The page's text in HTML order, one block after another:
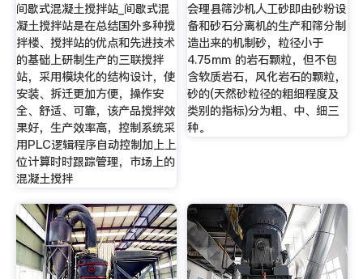
间歇式混凝土搅拌站_间歇式混
凝土搅拌站是在总结国外多种搅
拌楼、搅拌站的优点和先进技术
的基础上研制生产的三联搅拌
站，采用模块化的结构设计，使
安装、拆迁更加方便，操作安
全、舒适、可靠，该产品搅拌效
果好，生产效率高，控制系统采
用PLC逻辑程序自动控制加上上
位计算时时跟踪管理，市场上的
混凝土搅拌
会理县筛沙机人工砂即由砂粉设
备和砂石分离机的生产和筛分制
造出来的机制砂，粒径小于
4.75mm 的岩石颗粒，但不包
含软质岩石，风化岩石的颗粒，
砂的(天然砂粒径的粗细程度及
类别的指标)分为粗、中、细三
种。